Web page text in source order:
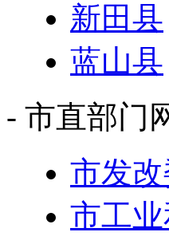
新田县
蓝山县
- 市直部门
市发
市工